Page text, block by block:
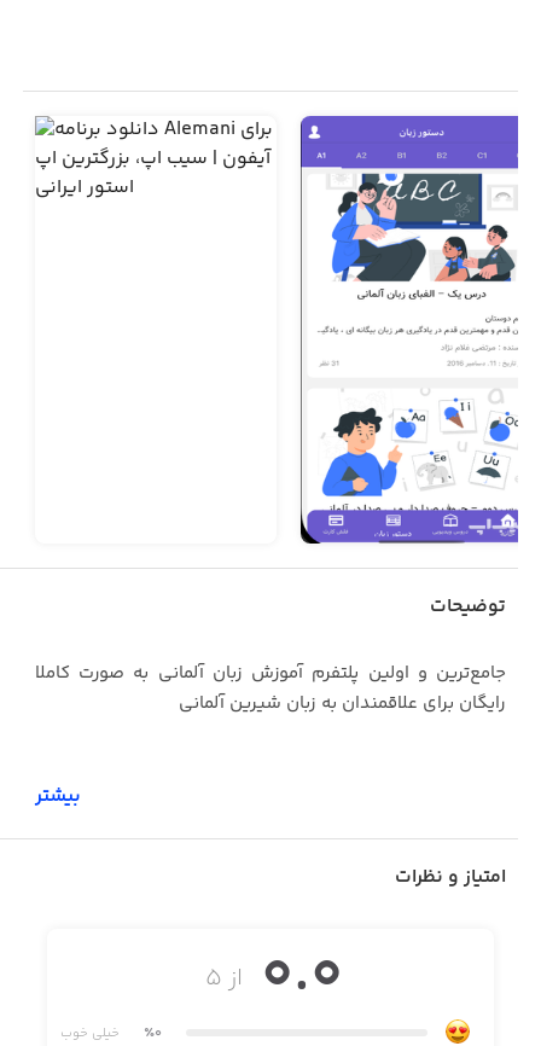
توضیحات
جامع‌ترین و اولین پلتفرم آموزش زبان آلمانی به صورت کاملا
رایگان برای علاقمندان به زبان شیرین آلمانی
بیشتر
امتیاز و نظرات
از ۵ 0.0
٪0 خیلی خوب